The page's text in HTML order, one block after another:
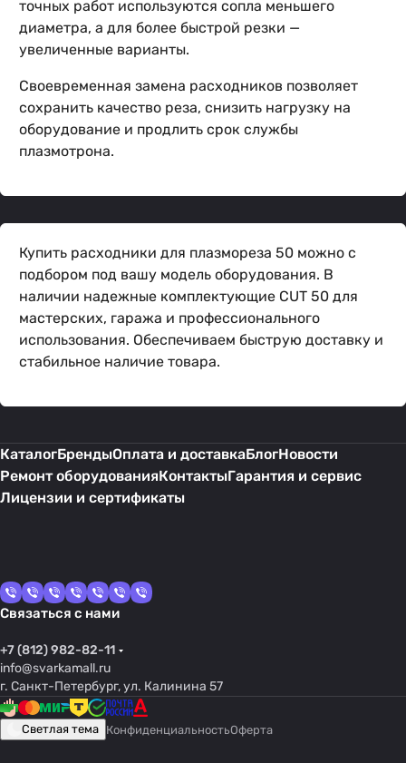
точных работ используются сопла меньшего
диаметра, а для более быстрой резки —
увеличенные варианты.
Своевременная замена расходников позволяет
сохранить качество реза, снизить нагрузку на
оборудование и продлить срок службы
плазмотрона.
Купить расходники для плазмореза 50 можно с
подбором под вашу модель оборудования. В
наличии надежные комплектующие CUT 50 для
мастерских, гаража и профессионального
использования. Обеспечиваем быструю доставку и
стабильное наличие товара.
КаталогБрендыОплата и доставкаБлогНовости
Ремонт оборудованияКонтактыГарантия и сервис
Лицензии и сертификаты
Связаться с нами
+7 (812) 982-82-11
info@svarkamall.ru
г. Санкт-Петербург, ул. Калинина 57
Светлая тема КонфиденциальностьОферта